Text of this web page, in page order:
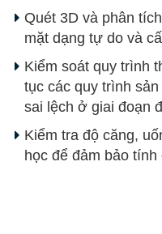
Quét 3D và phân
mặt dạng tự do và
Kiểm soát quy trình
tục các quy trình
sai lệch ở giai đoạn
Kiểm tra độ căng,
học để đảm bảo tính